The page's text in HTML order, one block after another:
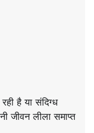
है या संदिग्ध
जीवन लीला समाप्त